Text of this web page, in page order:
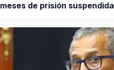
meses de prisión suspendida